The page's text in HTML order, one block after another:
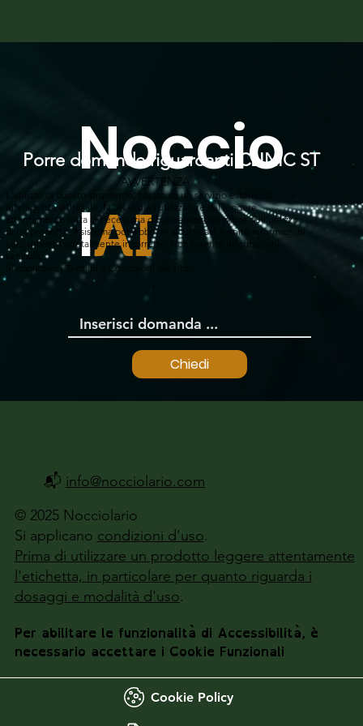
Chiedi
Noccio
lAI
Porre domande riguardanti CLINIC ST
AVVERTENZA
L'utilizzo di questo strumento, basato su un servizio esterno di
intelligenza artificiale, NON esula l'utilizzatore dal leggere
attentamente tutta la necessaria documentazione prima dell'utilizzo
di un prodotto. Il sistema potrebbe, in alcuni casi, fornire informazioni
parzialmente o totalmente incorrette. Non inserire informazioni
sensibili.
Si applicano i Termini e Condizioni del sito.
© 2025 Nocciolario
Si applicano condizioni d'uso.
Prima di utilizzare un prodotto leggere attentamente
l'etichetta, in particolare per quanto riguarda i
dosaggi e modalità d'uso.
Per abilitare le funzionalità di Accessibilità, è
necessario accettare i Cookie Funzionali
Cookie Policy
📬 info@nocciolario.com